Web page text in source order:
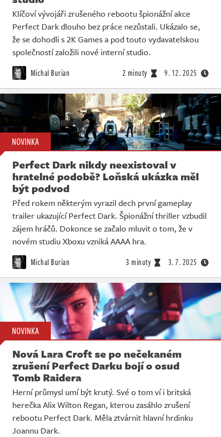
Klíčoví vývojáři zrušeného rebootu špionážní akce
Perfect Dark dlouho bez práce nezůstali. Ukázalo se,
že se dohodli s 2K Games a pod touto vydavatelskou
společností založili nové interní studio.
Michal Burian 2 minuty 9. 12. 2025
NOVINKA
Perfect Dark nikdy neexistoval v
hratelné podobě? Loňská ukázka měl
být podvod
Před rokem některým vyrazil dech první gameplay
trailer ukazující Perfect Dark. Špionážní thriller vzbudil
zájem hráčů. Dokonce se začalo mluvit o tom, že v
novém studiu Xboxu vzniká AAAA hra.
Michal Burian 3 minuty 3. 7. 2025
NOVINKA
Nová Lara Croft se po nečekaném
zrušení Perfect Darku bojí o osud
Tomb Raidera
Herní průmysl umí být krutý. Své o tom ví i britská
herečka Alix Wilton Regan, kterou zasáhlo zrušení
rebootu Perfect Dark. Měla ztvárnit hlavní hrdinku
Joannu Dark.